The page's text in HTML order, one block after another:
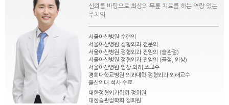
신뢰를 바탕으로 최상의 무릎 치료를 하는 역량 있는
주치의
서울아산병원 수련의
서울아산병원 정형외과 전문의
서울아산병원 정형외과 전임의 (슬관절)
서울아산병원 정형외과 전임의 (골절, 외상)
서울아산병원 임상 외래 조교수
경희대학교병원 의과대학 정형외과 외래교수
울산의대 석사 수료
대한정형외과학회 정회원
대한슬관절학회 정회원